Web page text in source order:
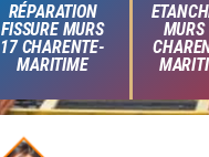
RÉPARATION
FISSURE MURS
17 CHARENTE-
MARITIME